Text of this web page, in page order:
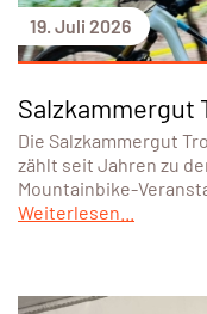
19. Juli 2026
Salzkammergut
Die Salzkammergut
zählt seit Jahren zu
Mountainbike-
Weiterlesen...